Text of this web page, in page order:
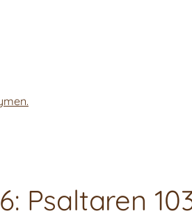
Psaltaren